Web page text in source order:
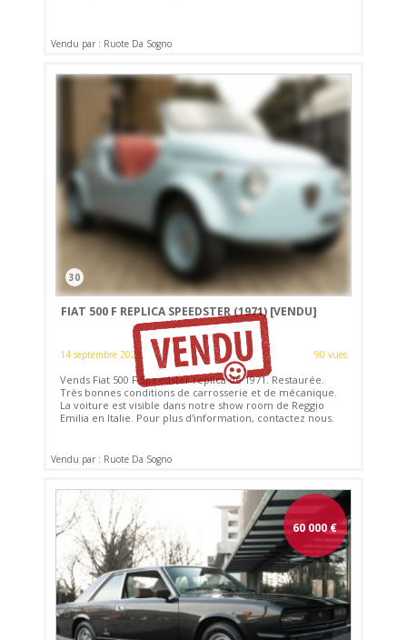
Vendu par : Ruote Da Sogno
30
FIAT 500 F REPLICA SPEEDSTER (1971) [VENDU]
14 septembre 2023 90 vues
Vends Fiat 500 F Speedster replica de 1971. Restaurée.
Très bonnes conditions de carrosserie et de mécanique.
La voiture est visible dans notre show room de Reggio
Emilia en Italie. Pour plus d'information, contactez nous.
Vendu par : Ruote Da Sogno
60 000€